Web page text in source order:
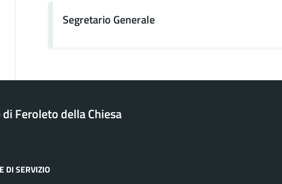
Segretario Generale
Feroleto della Chiesa
DI SERVIZIO